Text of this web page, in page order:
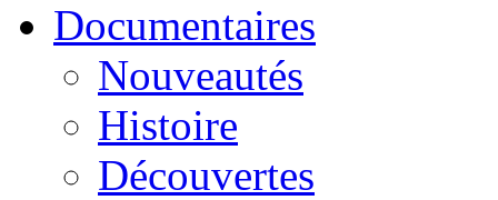
Documentaires
Nouveautés
Histoire
Découvertes